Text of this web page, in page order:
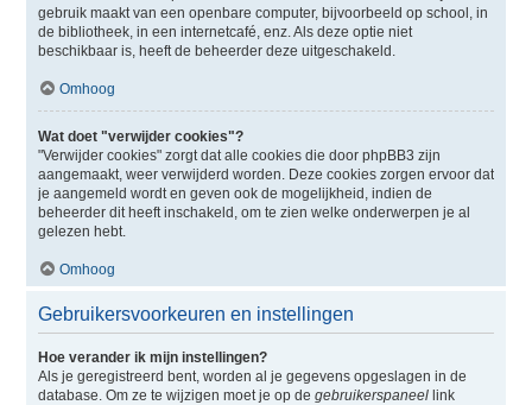
gebruik maakt van een openbare computer, bijvoorbeeld op school, in
de bibliotheek, in een internetcafé, enz. Als deze optie niet
beschikbaar is, heeft de beheerder deze uitgeschakeld.
Omhoog
Wat doet "verwijder cookies"?
"Verwijder cookies" zorgt dat alle cookies die door phpBB3 zijn
aangemaakt, weer verwijderd worden. Deze cookies zorgen ervoor dat
je aangemeld wordt en geven ook de mogelijkheid, indien de
beheerder dit heeft inschakeld, om te zien welke onderwerpen je al
gelezen hebt.
Omhoog
Gebruikersvoorkeuren en instellingen
Hoe verander ik mijn instellingen?
Als je geregistreerd bent, worden al je gegevens opgeslagen in de
database. Om ze te wijzigen moet je op de gebruikerspaneellink